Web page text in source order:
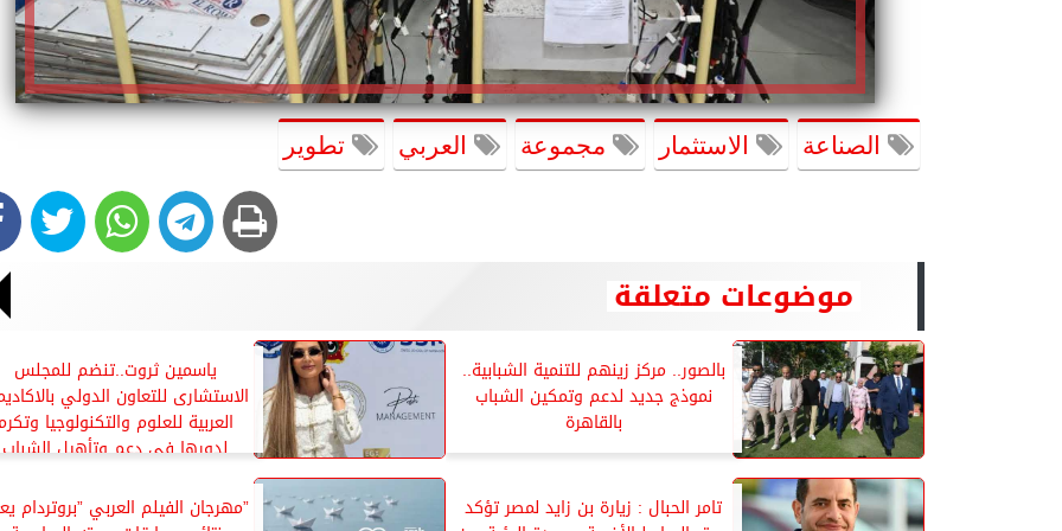
الصناعة الاستثمار مجموعة العربي تطوير
موضوعات متعلقة
بالصور.. مركز زينهم للتنمية الشبابية..
نموذج جديد لدعم وتمكين الشباب
بالقاهرة
ياسمين ثروت..تنضم للمجلس
الاستشارى للتعاون الدولي
العربية للعلوم والتكنولوجيا
لدورها فى دعم وتأهيل الشباب
تامر الحبال : زيارة بن زايد لمصر تؤكد
”مهرجان الفيلم العربي ”بروتردام